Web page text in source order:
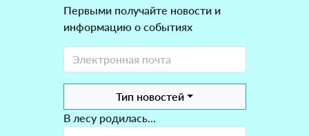
Первыми получайте новости и
информацию о событиях
Тип новостей
В лесу родилась...